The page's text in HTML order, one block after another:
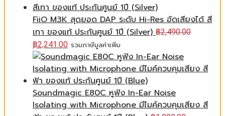
FiiO M3K สุดยอด DAP ระดับ Hi-Res อัดเสียงได้ สี
เทา ของแท้ ประกันศูนย์ 1ปี (Silver) ฿2,490.00
฿2,241.00 รวมภาษีมูลค่าเพิ่ม
Soundmagic E80C หูฟัง In-Ear Noise
Isolating with Microphone มีไมค์ควบคุมเสียง สี